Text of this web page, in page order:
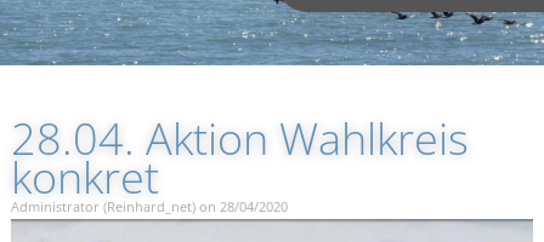
28.04. Aktion Wahlkreis
konkret
Administrator (Reinhard_net) on 28/04/2020